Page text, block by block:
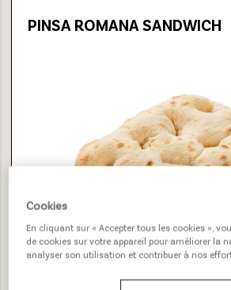
PINSA ROMANA SANDWICH
Cookies
En cliquant sur « Accepter tous les cookies »,
de cookies sur votre appareil pour améliorer la
analyser son utilisation et contribuer à nos